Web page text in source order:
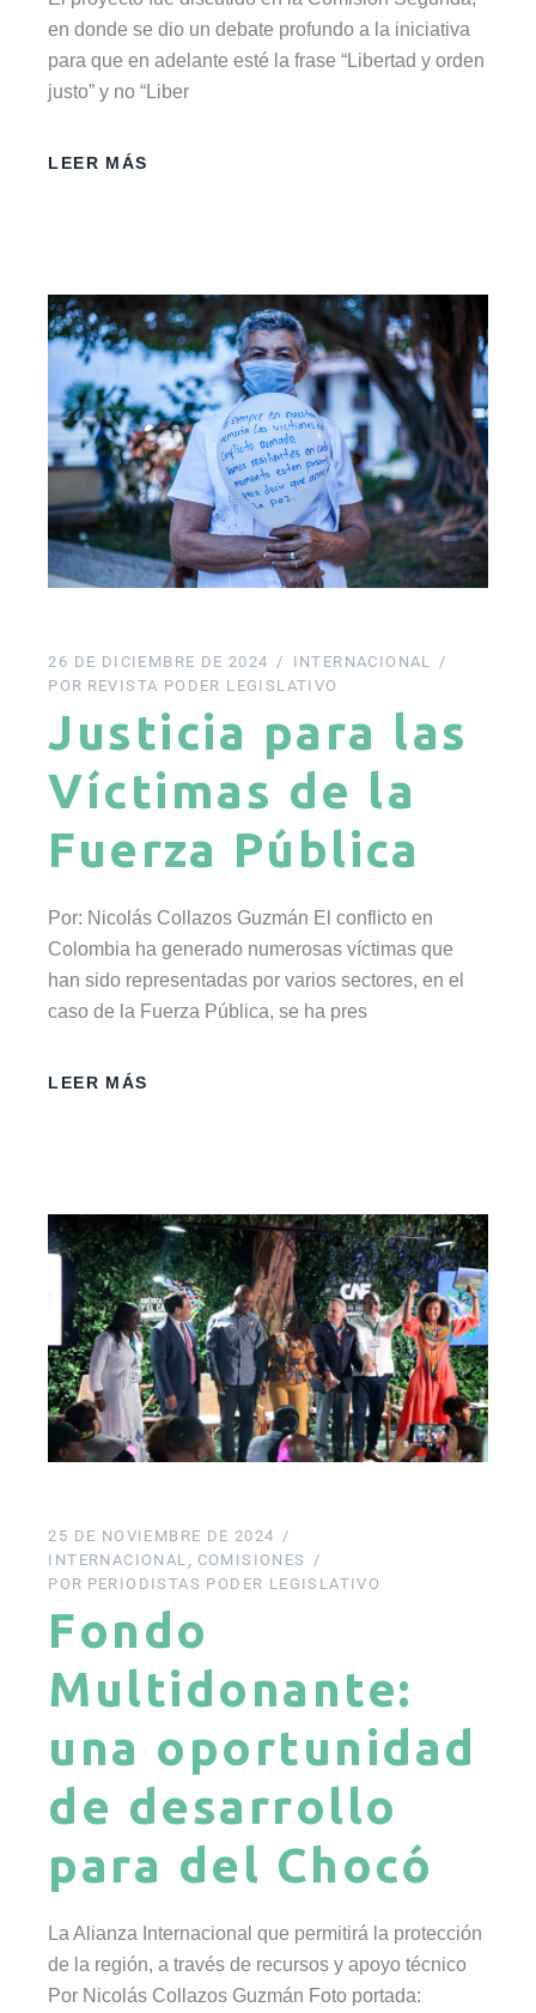
en donde se dio un debate profundo a la iniciativa
para que en adelante esté la frase “Libertad y orden
justo” y no “Liber
LEER MÁS
26 DE DICIEMBRE DE 2024
INTERNACIONAL
POR REVISTA PODER LEGISLATIVO
Justicia para las
Víctimas de la
Fuerza Pública
Por: Nicolás Collazos Guzmán El conflicto en
Colombia ha generado numerosas víctimas que
han sido representadas por varios sectores, en el
caso de la Fuerza Pública, se ha pres
LEER MÁS
25 DE NOVIEMBRE DE 2024
INTERNACIONAL
COMISIONES
POR PERIODISTAS PODER LEGISLATIVO
Fondo
Multidonante:
una oportunidad
de desarrollo
para del Chocó
La Alianza Internacional que permitirá la protección
de la región, a través de recursos y apoyo técnico
Por Nicolás Collazos Guzmán Foto portada: